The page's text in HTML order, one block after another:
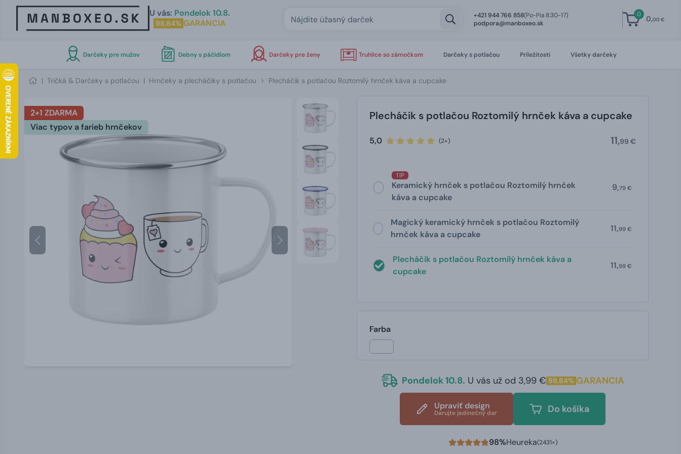
U vás: Pondelok 10.8.
98,84% GARANCIA
+421 944 766 858(Po-Pia 8:30-17)
podpora@manboxeo.sk
0 0,00 €
Darčeky pre mužov Debny s páčidlom Darčeky pre ženy Truhlice so zámočkom Darčeky s potlačou Príležitosti Všetky darčeky
| Tričká & Darčeky s potlačou | Hrnčeky a plecháčiky s potlačou Plecháčik s potlačou Roztomilý hrnček káva a cupcake
2+1 ZDARMA
Viac typov a farieb hrnčekov
Plecháčik s potlačou Roztomilý hrnček káva a cupcake
5,0 (2×) 11,99 €
TIP
Keramický hrnček s potlačou Roztomilý hrnček
káva a cupcake
9,79 €
Magický keramický hrnček s potlačou Roztomilý
hrnček káva a cupcake
11,99 €
Plecháčik s potlačou Roztomilý hrnček káva a
cupcake
11,99 €
Farba
Pondelok 10.8. U vás už od 3,99 € 98,84% GARANCIA
Upraviť design
Darujte jedinečný dar Do košíka
98%Heureka(2431×)